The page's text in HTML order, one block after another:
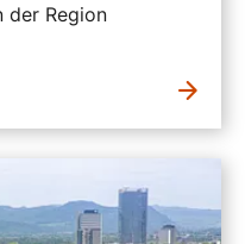
der Region